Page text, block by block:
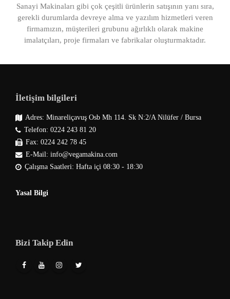
Sanayi Makinaları gibi çok çeşitli ürünlerin satışının yanı sıra,
gerekli durumlarda devreye alma ve yazılım hizmetleri veren
firmamızın, müşterileri grubunu ağırlıklı olarak makine
imalatçıları, proje firmaları ve fabrikalar oluşturmaktadır.
İletişim bilgileri
Adres: Minareliçavuş Osb Mh 114. Sk N:2/A Nilüfer / Bursa
Telefon: 0224 243 81 20
Fax: 0224 242 78 45
E-Mail: info@vegamakina.com
Çalışma Saatleri: Hafta içi 08:30 - 18:30
Yasal Bilgi
Bizi Takip Edin